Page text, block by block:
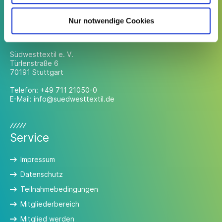
Nur notwendige Cookies
Kontakt
Südwesttextil e. V.
Türlenstraße 6
70191 Stuttgart
Telefon: +49 711 21050-0
E-Mail: info@suedwesttextil.de
Service
Impressum
Datenschutz
Teilnahmebedingungen
Mitgliederbereich
Mitglied werden